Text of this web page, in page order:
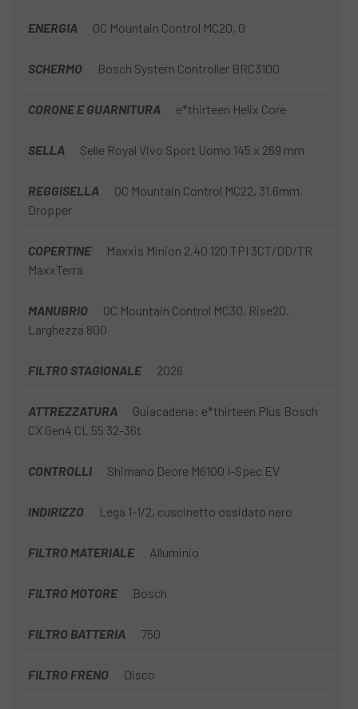
ENERGIA OC Mountain Control MC20, 0
SCHERMO Bosch System Controller BRC3100
CORONE E GUARNITURA e*thirteen Helix Core
SELLA Selle Royal Vivo Sport Uomo 145 x 269 mm
REGGISELLA
OC Mountain Control MC22, 31.6mm,
Dropper
COPERTINE
Maxxis Minion 2.40 120 TPI 3CT/DD/TR
MaxxTerra
MANUBRIO
OC Mountain Control MC30, Rise20,
Larghezza 800
FILTRO STAGIONALE 2026
ATTREZZATURA
Guiacadena: e*thirteen Plus Bosch
CX Gen4 CL 55 32-36t
CONTROLLI Shimano Deore M6100 I-Spec EV
INDIRIZZO Lega 1-1/2, cuscinetto ossidato nero
FILTRO MATERIALE Alluminio
FILTRO MOTORE Bosch
FILTRO BATTERIA 750
FILTRO FRENO Disco